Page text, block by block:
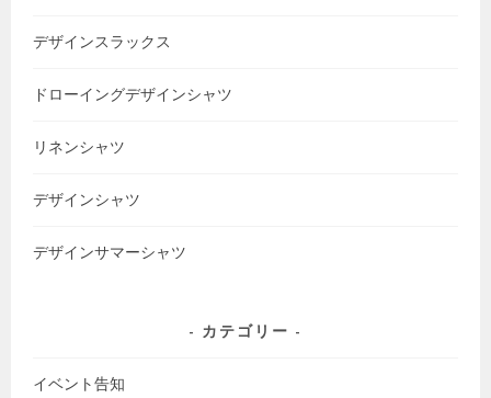
ン
デザインスラックス
ドローイングデザインシャツ
リネンシャツ
デザインシャツ
デザインサマーシャツ
カテゴリー
イベント告知